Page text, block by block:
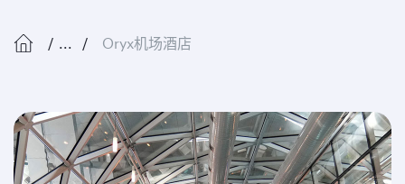
... Oryx机场酒店